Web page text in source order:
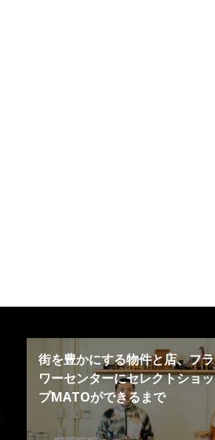
街を豊かにする物件と店、フラ
ワーセンターにセレクトショッ
プMATOができるまで